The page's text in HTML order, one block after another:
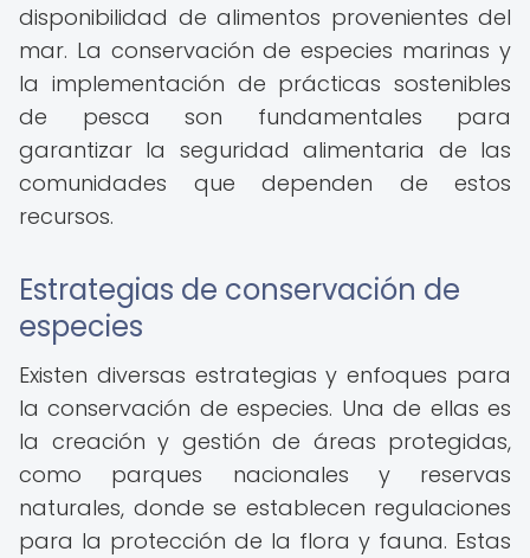
disponibilidad de alimentos provenientes del
mar. La conservación de especies marinas y
la implementación de prácticas sostenibles
de pesca son fundamentales para
garantizar la seguridad alimentaria de las
comunidades que dependen de estos
recursos.
Estrategias de conservación de
especies
Existen diversas estrategias y enfoques para
la conservación de especies. Una de ellas es
la creación y gestión de áreas protegidas,
como parques nacionales y reservas
naturales, donde se establecen regulaciones
para la protección de la flora y fauna. Estas